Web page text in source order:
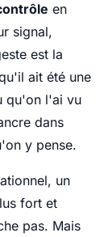
en
signal,
est la
ait été une
qu'on l'ai vu
dans
y pense.
un
fort et
pas. Mais